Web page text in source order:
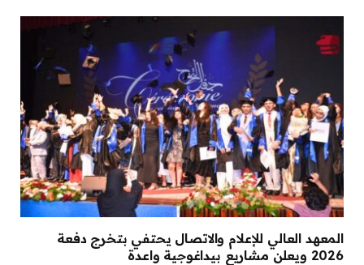
المعهد العالي للإعلام والاتصال يحتفي بتخرج دفعة
2026 ويعلن مشاريع بيداغوجية واعدة